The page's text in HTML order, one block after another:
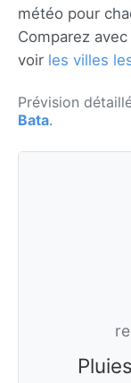
météo pour
Comparez avec
voir les villes
Prévision
Bata.